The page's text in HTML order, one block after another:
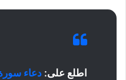
اطلع على: دعاء